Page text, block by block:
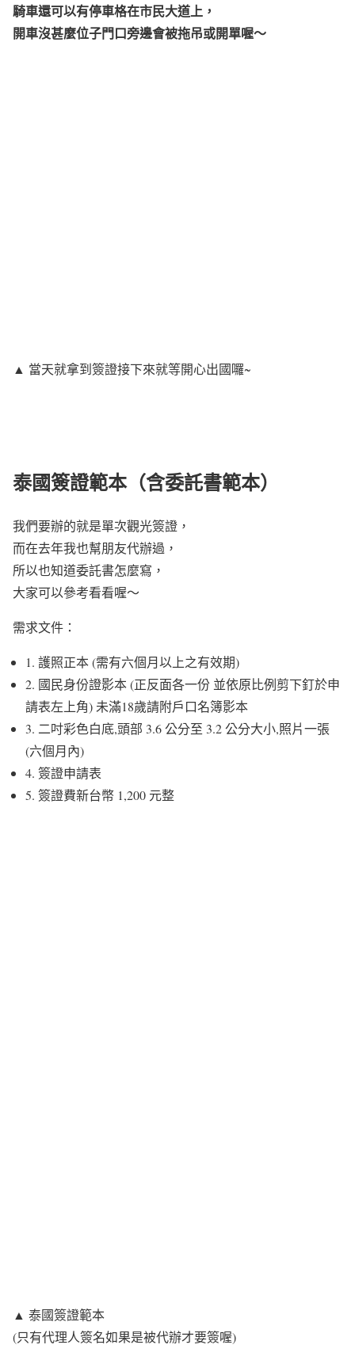
騎車還可以有停車格在市民大道上，
開車沒甚麼位子門口旁邊會被拖吊或開單喔～
▲ 當天就拿到簽證接下來就等開心出國囉~
泰國簽證範本（含委託書範本）
我們要辦的就是單次觀光簽證，
而在去年我也幫朋友代辦過，
所以也知道委託書怎麼寫，
大家可以參考看看喔～
需求文件：
1. 護照正本 (需有六個月以上之有效期)
2. 國民身份證影本 (正反面各一份 並依原比例剪下釘於申
請表左上角) 未滿18歲請附戶口名簿影本
3. 二吋彩色白底,頭部 3.6 公分至 3.2 公分大小,照片一張
(六個月內)
4. 簽證申請表
5. 簽證費新台幣 1,200 元整
▲ 泰國簽證範本
(只有代理人簽名如果是被代辦才要簽喔)